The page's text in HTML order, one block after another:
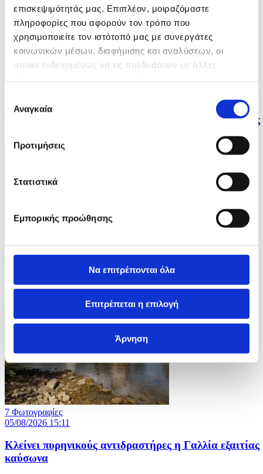
επισκεψιμότητάς μας. Επιπλέον, μοιραζόμαστε
πληροφορίες που αφορούν τον τρόπο που
χρησιμοποιείτε τον ιστότοπό μας με συνεργάτες
κοινωνικών μέσων, διαφήμισης και αναλύσεων, οι
οποίοι ενδεχομένως να τις συνδυάσουν με άλλες
των υπηρεσιών τους.
συγκατάθεσης
Αναγκαία
Προτιμήσεις
Στατιστικά
Εμπορικής προώθησης
Να επιτρέπονται όλα
Επιτρέπεται η επιλογή
Άρνηση
Έντονες βροχοπτώσεις στην επαρχία Ασάμ της Ινδίας
ID: 10698714
7 Φωτογραφίες
05/08/2026 15:15
'Εκρηξη ηφαιστείου Fuego στη Γουατεμάλα
7 Φωτογραφίες
05/08/2026 15:11
Κλείνει πυρηνικούς αντιδραστήρες η Γαλλία εξαιτίας
καύσωνα